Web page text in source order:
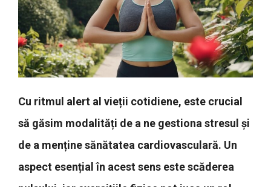
Cu ritmul alert al vieții cotidiene, este crucial
să găsim modalități de a ne gestiona stresul și
de a menține sănătatea cardiovasculară. Un
aspect esențial în acest sens este scăderea